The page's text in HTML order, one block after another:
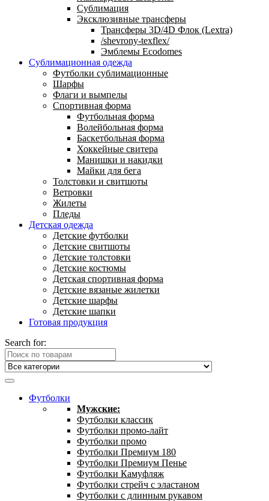
Сублимация
Эксклюзивные трансферы
Трансферы 3D/4D Флок (Lextra)
/shevrony-texflex/
Эмблемы Ecodomes
Сублимационная одежда
Футболки сублимационные
Шарфы
Флаги и вымпелы
Спортивная форма
Футбольная форма
Волейбольная форма
Баскетбольная форма
Хоккейные свитера
Манишки и накидки
Майки для бега
Толстовки и свитшоты
Ветровки
Жилеты
Пледы
Детская одежда
Детские футболки
Детские свитшоты
Детские толстовки
Детские костюмы
Детская спортивная форма
Детские вязаные жилетки
Детские шарфы
Детские шапки
Готовая продукция
Search for:
Футболки
Мужские:
Футболки классик
Футболки промо-лайт
Футболки промо
Футболки Премиум 180
Футболки Премиум Пенье
Футболки Камуфляж
Футболки стрейч с эластаном
Футболки с длинным рукавом